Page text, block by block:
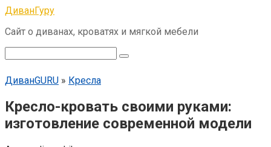
Перейти
контенту
ДиванГуру
Сайт о диванах, кроватях и мягкой мебели
ДиванGURU » Кресла
Кресло-кровать своими руками:
изготовление современной модели